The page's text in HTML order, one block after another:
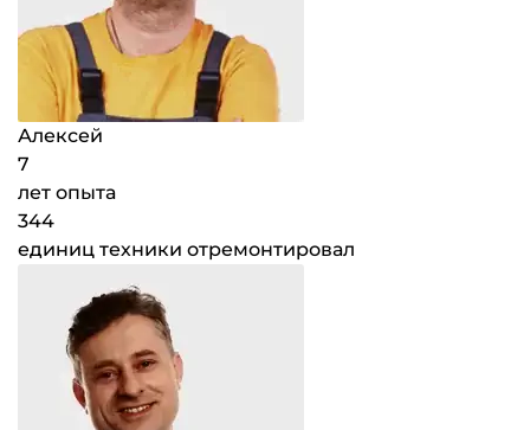
Алексей
7
лет опыта
344
единиц техники отремонтировал